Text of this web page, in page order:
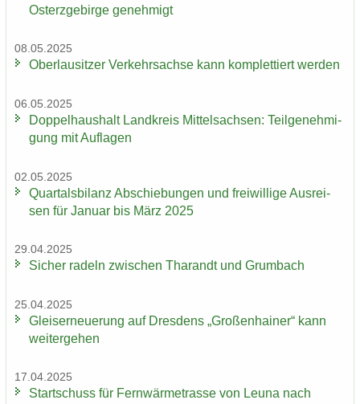
Osterzgebirge ge­neh­migt
08.05.2025
Ober­lau­sit­zer Ver­kehrs­ach­se kann kom­plet­tiert wer­den
06.05.2025
Dop­pel­haus­halt Land­kreis Mit­tel­sach­sen: Teil­ge­neh­mi­
gung mit Auf­la­gen
02.05.2025
Quar­tals­bi­lanz Ab­schie­bun­gen und frei­wil­li­ge Aus­rei­
sen für Ja­nu­ar bis März 2025
29.04.2025
Si­cher ra­deln zwi­schen Tha­randt und Grum­bach
25.04.2025
Gleis­er­neue­rung auf Dres­dens „Gro­ßen­hai­ner“ kann
wei­ter­ge­hen
17.04.2025
Start­schuss für Fern­wär­me­tras­se von Leuna nach